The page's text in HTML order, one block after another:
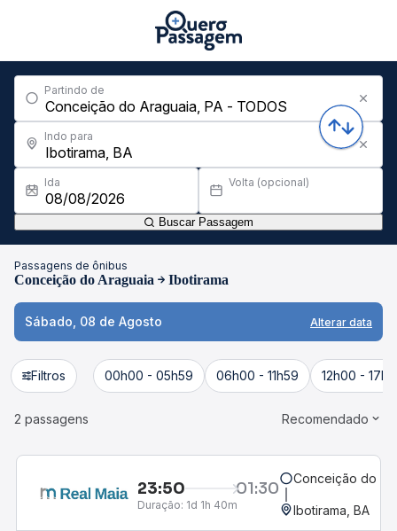
Partindo de
Indo para
Ida Volta (opcional)
Buscar Passagem
Passagens de ônibus
Conceição do Araguaia Ibotirama
Sábado, 08 de Agosto Alterar data
Filtros 00h00 - 05h59 06h00 - 11h59 12h00 -
2 passagens Recomendado
23:50 01:30
Duração: 1d 1h 40m
Conceição do
Ibotirama, BA